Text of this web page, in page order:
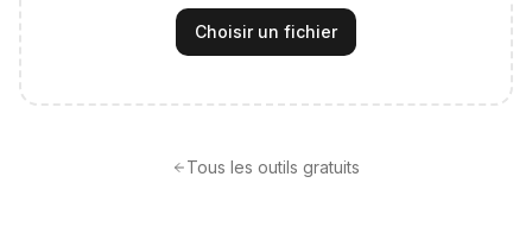
Choisir un fichier
Tous les outils gratuits